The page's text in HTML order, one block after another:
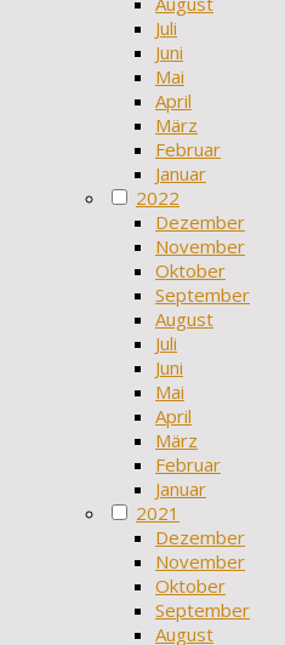
Juli
Juni
Mai
April
März
Februar
Januar
2022
Dezember
November
Oktober
September
August
Juli
Juni
Mai
April
März
Februar
Januar
2021
Dezember
November
Oktober
September
August